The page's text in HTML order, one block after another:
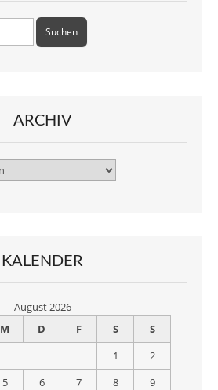
ARCHIV
KALENDER
August 2026
M D F S
S
1
2
5 6 7 8
9